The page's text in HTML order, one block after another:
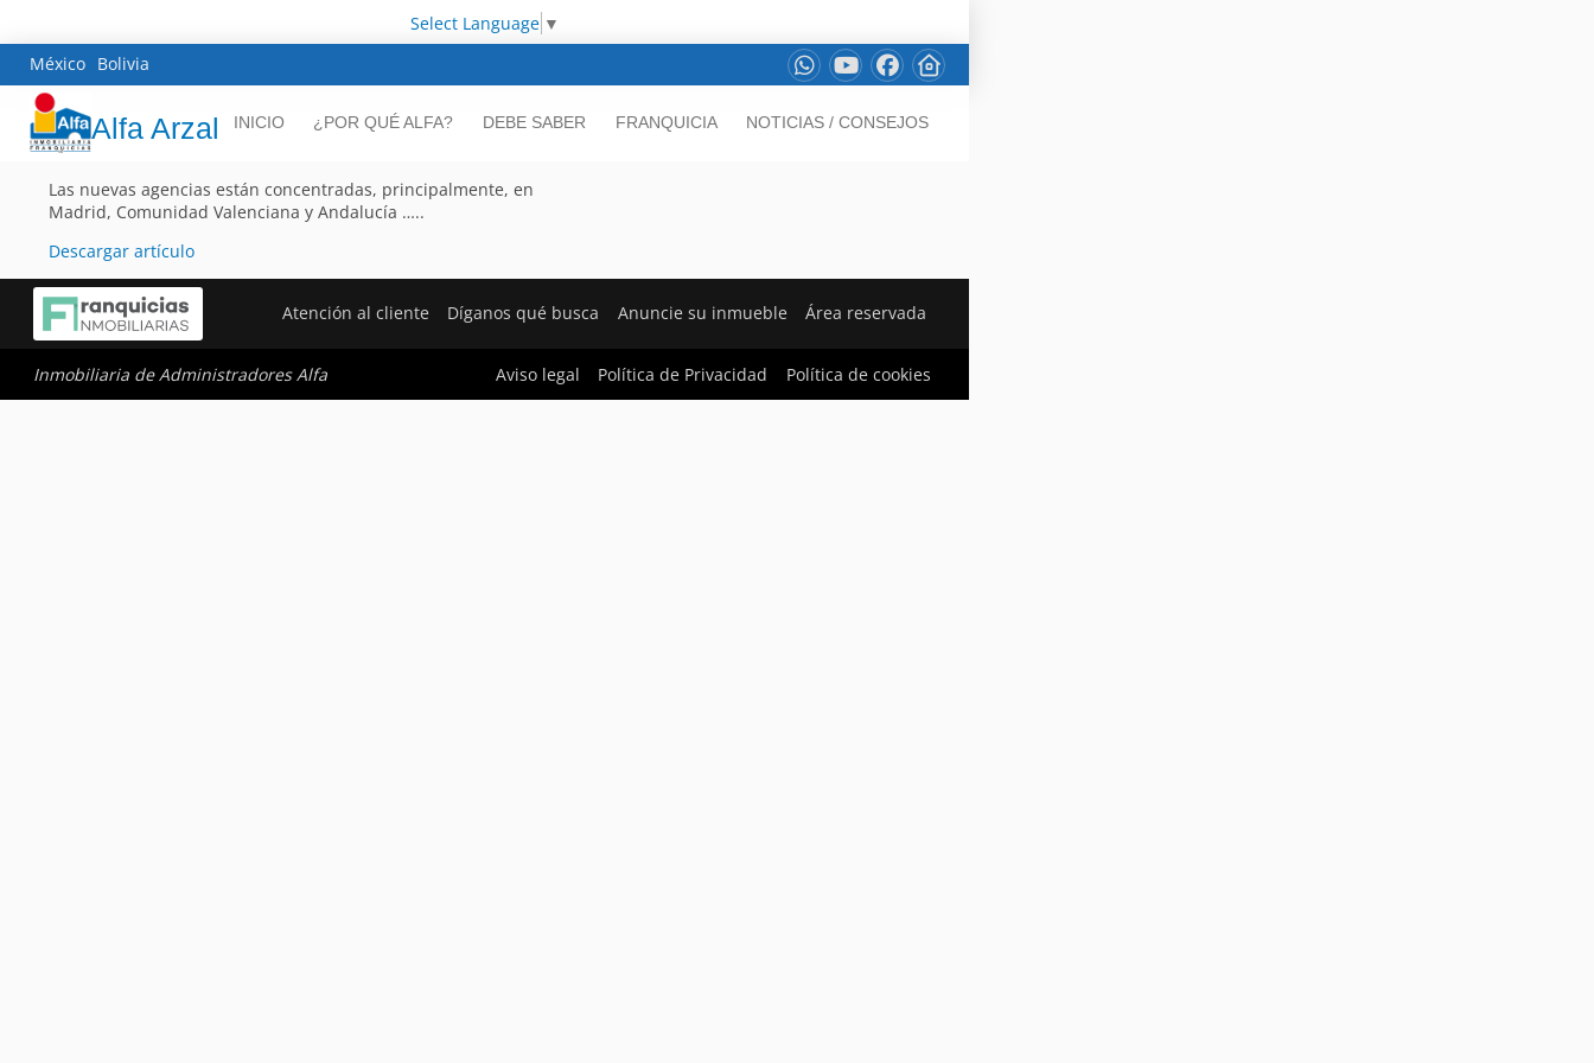
Select Language ▼
México Bolivia
Alfa Arzal INICIO ¿POR QUÉ ALFA? DEBE SABER FRANQUICIA NOTICIAS / CONSEJOS
Las nuevas agencias están concentradas, principalmente, en
Madrid, Comunidad Valenciana y Andalucía …..
Descargar artículo
Atención al cliente Díganos qué busca Anuncie su inmueble Área reservada
Inmobiliaria de Administradores Alfa Aviso legal Política de Privacidad Política de cookies